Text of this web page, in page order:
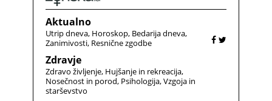
Aktualno
Utrip dneva Horoskop Bedarija dneva
Zanimivosti Resnične zgodbe
Zdravje
Zdravo življenje Hujšanje in rekreacija
Nosečnost in porod Psihologija Vzgoja in
starševstvo